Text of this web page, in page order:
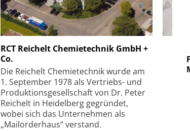
RCT Reichelt Chemietechnik GmbH +
Co.
Die Reichelt Chemietechnik wurde am
1. September 1978 als Vertriebs- und
Produktionsgesellschaft von Dr. Peter
Reichelt in Heidelberg gegründet,
wobei sich das Unternehmen als
„Mailorderhaus“ verstand.
SmarAct GmbH
kleinstem Raum